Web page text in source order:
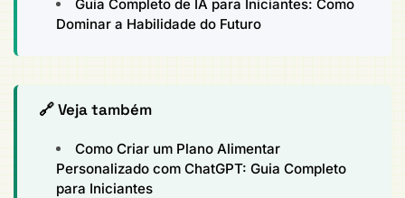
Guia Completo de IA para Iniciantes: Como
Dominar a Habilidade do Futuro
🔗 Veja também
Como Criar um Plano Alimentar
Personalizado com ChatGPT: Guia Completo
para Iniciantes